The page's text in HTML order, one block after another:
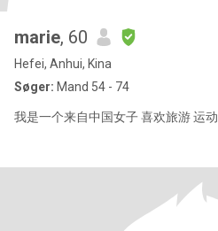
marie, 60
Hefei, Anhui, Kina
Søger: Mand 54 - 74